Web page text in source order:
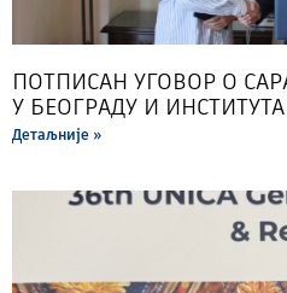
ПОТПИСАН УГОВОР О
У БЕОГРАДУ И
Детаљније »